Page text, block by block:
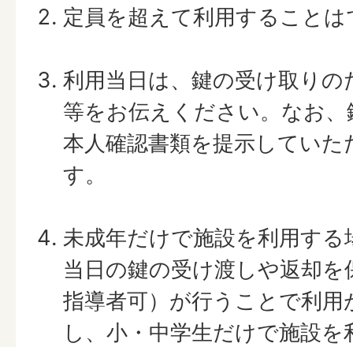
定員を超えて利用すること
利用当日は、鍵の受け取りの
等をお伝えください。なお
本人確認書類を提示してい
す。
未成年だけで施設を利用する
当日の鍵の受け渡しや返却を
指導者可）が行うことで利
し、小・中学生だけで施設